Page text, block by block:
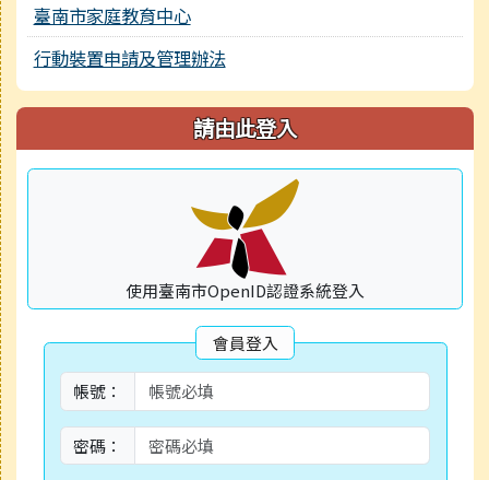
臺南市家庭教育中心
行動裝置申請及管理辦法
請由此登入
使用臺南市OpenID認證系統登入
會員登入
帳號：
密碼：